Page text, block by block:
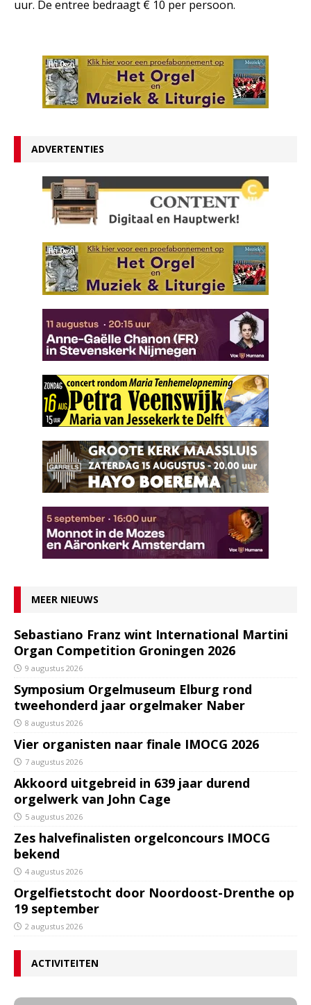
uur. De entree bedraagt € 10 per persoon.
ADVERTENTIES
MEER NIEUWS
Sebastiano Franz wint International Martini
Organ Competition Groningen 2026
9 augustus 2026
Symposium Orgelmuseum Elburg rond
tweehonderd jaar orgelmaker Naber
8 augustus 2026
Vier organisten naar finale IMOCG 2026
7 augustus 2026
Akkoord uitgebreid in 639 jaar durend
orgelwerk van John Cage
5 augustus 2026
Zes halvefinalisten orgelconcours IMOCG
bekend
4 augustus 2026
Orgelfietstocht door Noordoost-Drenthe op
19 september
2 augustus 2026
ACTIVITEITEN